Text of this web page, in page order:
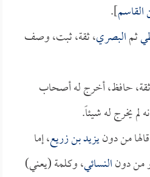
القاسم].
ثمالبصري، ثقة، ثبت، وصف
حافظ، أخرج له أصحاب
لم يخرج له شيئاً.
من دونيزيد بن زريع، إما
من دونالنسائي، وكلمة (يعني)